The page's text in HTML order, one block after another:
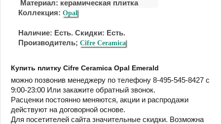
Материал: керамическая плитка
Коллекция: Opal
Наличие: Есть. Скидки: Есть.
Производитель; Cifre Ceramica
Купить плитку Cifre Ceramica Opal Emerald
можно позвонив менеджеру по телефону 8-495-545-8427 с
9:00-23:00 Или закажите обратный звонок.
Расценки постоянно меняются, акции и распродажи
действуют на договорной основе.
Для посетителей сайта значительные скидки. Возможна